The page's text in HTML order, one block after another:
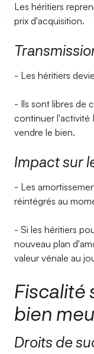
Les héritiers
prix d'acquisition.
- Les héritiers
- Ils sont libres de
continuer l'activité
vendre le bien.
Impact sur
- Les
réintégrés au
- Si les héritiers
nouveau plan
valeur vénale au
Fiscalité
bien
Droits de